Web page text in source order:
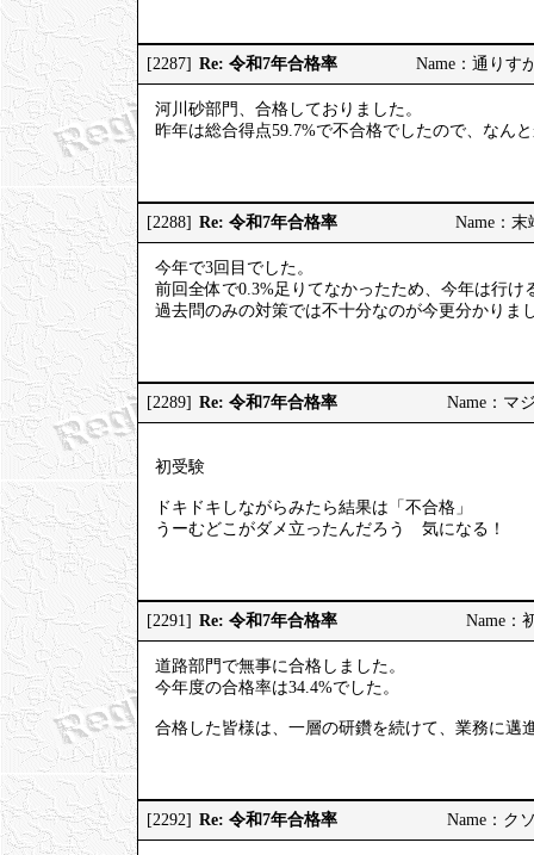
[2287] Re: 令和7年合格率 Name：通りす
河川砂部門、合格しておりました。
昨年は総合得点59.7%で不合格でしたので、なん
[2288] Re: 令和7年合格率 Name：
今年で3回目でした。
前回全体で0.3%足りてなかったため、今年は行
過去問のみの対策では不十分なのが今更分かりま
[2289] Re: 令和7年合格率 Name：マ
初受験
ドキドキしながらみたら結果は「不合格」
うーむどこがダメ立ったんだろう 気になる！
[2291] Re: 令和7年合格率 Name：
道路部門で無事に合格しました。
今年度の合格率は34.4%でした。
合格した皆様は、一層の研鑽を続けて、業務に邁
[2292] Re: 令和7年合格率 Name：ク